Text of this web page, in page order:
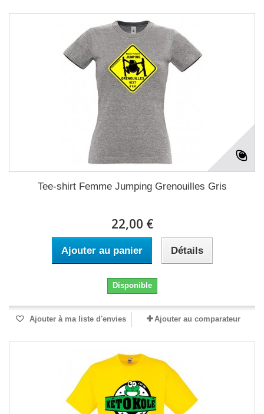
Tee-shirt Femme Jumping Grenouilles Gris
22,00 €
Ajouter au panier Détails
Disponible
Ajouter à ma liste d'envies Ajouter au comparateur